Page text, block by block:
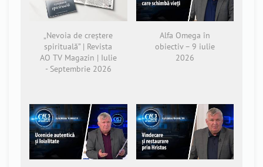
„Nevoia de creștere
spirituală” | Revista
AO TV Magazin | Iulie
- Septembrie 2026
Alfa Omega în
obiectiv – 9 iulie
2026